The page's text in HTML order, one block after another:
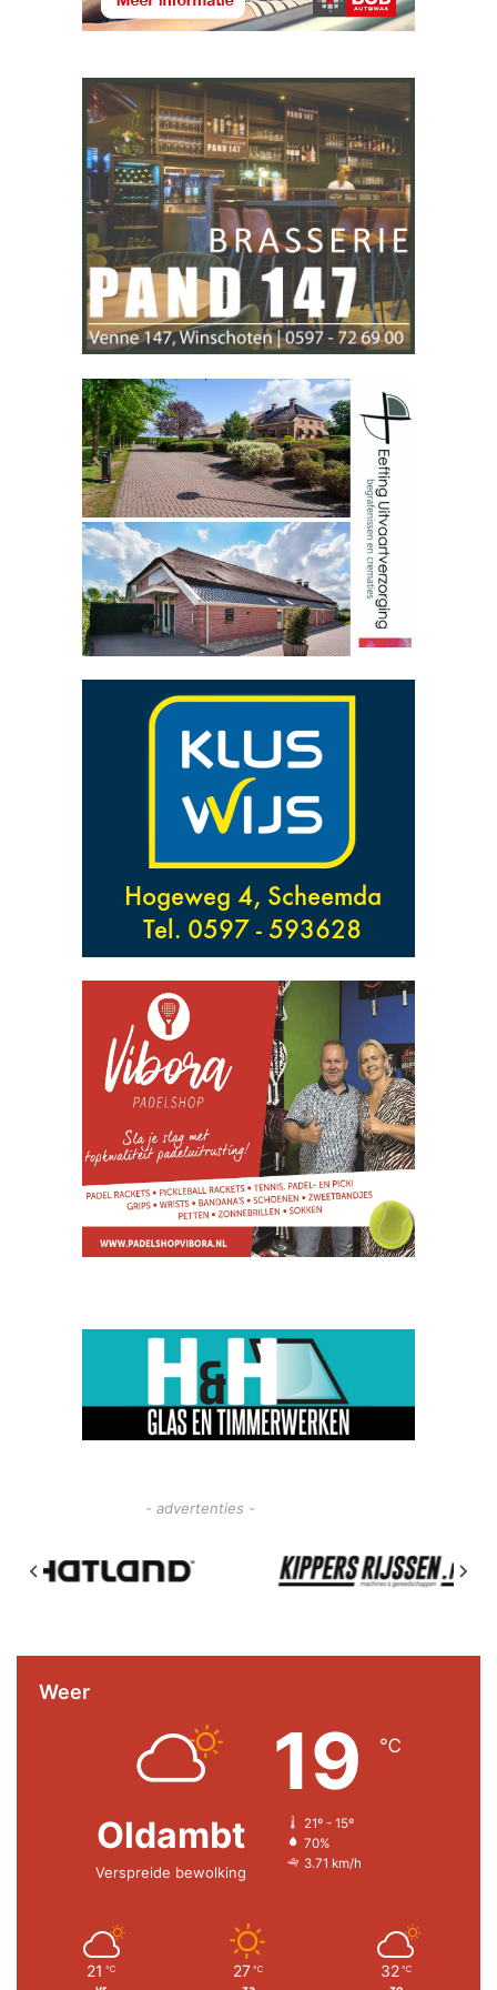
- advertenties -
Weer
Oldambt
Verspreide bewolking
19 ℃
21º - 15º
70%
3.71 km/h
21 ℃ 27 ℃ 32 ℃